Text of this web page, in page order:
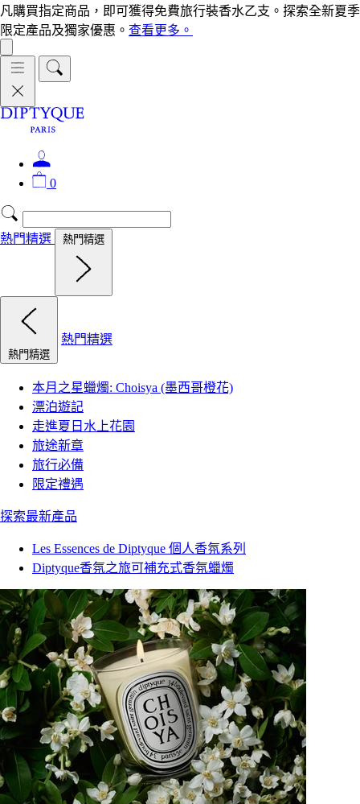
凡購買指定商品，即可獲得免費旅行裝香水乙支。探索全新夏季
限定產品及獨家優惠。 查看更多。
0
熱門精選 熱門精選
熱門精選
熱門精選
本月之星蠟燭: Choisya (墨西哥橙花)
漂泊遊記
走進夏日水上花園
旅途新章
旅行必備
限定禮遇
探索最新產品
Les Essences de Diptyque 個人香氛系列
Diptyque香氛之旅可補充式香氛蠟燭